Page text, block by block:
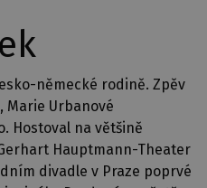
německé rodině. Zpěv
Marie Urbanové
Hostoval na většině
Hauptmann-Theater
divadle v Praze poprvé